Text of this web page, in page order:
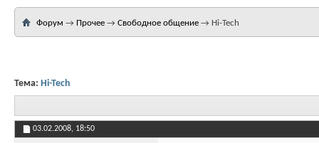
Форум → Прочее → Свободное общение → Hi-Tech
Тема: Hi-Tech
03.02.2008, 18:50